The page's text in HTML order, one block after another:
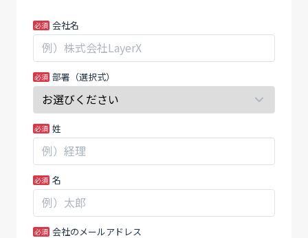
MK_4
年
で
従
業
員
数
13
倍。
タ
イ
ミ
ー
の
会社名
部署（選択式）
姓
名
会社のメールアドレス
あ
な
た
が
人
間
の
場
合、
こ
の
フ
ィ
ー